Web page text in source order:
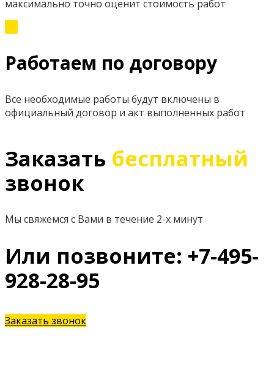
максимально точно оценит стоимость работ
Работаем по договору
Все необходимые работы будут включены в
официальный договор и акт выполненных работ
Заказать бесплатный
звонок
Мы свяжемся с Вами в течение 2-х минут
Или позвоните: +7-495-
928-28-95
Заказать звонок